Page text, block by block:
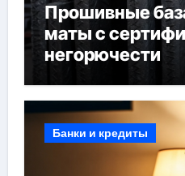
Прошивные
маты с
негорючести
Банки и кредиты